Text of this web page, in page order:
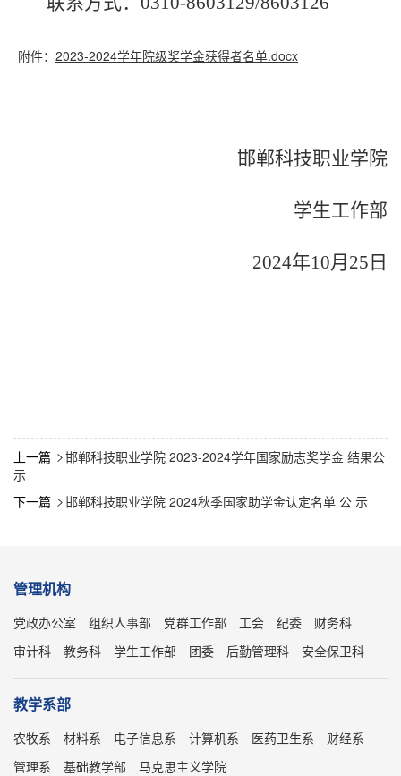
附件： 2023-2024学年院级奖学金获得者名单.docx
邯郸科技职业学院
学生工作部
2024年10月25日
上一篇  邯郸科技职业学院 2023-2024学年国家励志奖学金 结果公
示
下一篇  邯郸科技职业学院 2024秋季国家助学金认定名单 公 示
管理机构
党政办公室 组织人事部 党群工作部 工会 纪委
财务科
审计科
教务科 学生工作部 团委 后勤管理科 安全保卫科
教学系部
农牧系 材料系 电子信息系 计算机系 医药卫生系
财经系
管理系
基础教学部 马克思主义学院